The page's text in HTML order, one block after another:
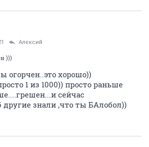
Алексий
)))
огорчен..это хорошо))
1 из 1000)) просто раньше
сейчас
другие знали ,что ты БАлобол))